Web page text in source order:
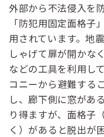
外部から不法侵入を
「防犯用固定面格子
用されています。地
しゃげて扉が開かな
などの工具を利用し
コニーから避難する
し、廊下側に窓があ
り得ますが、面格子
く）があると脱出が